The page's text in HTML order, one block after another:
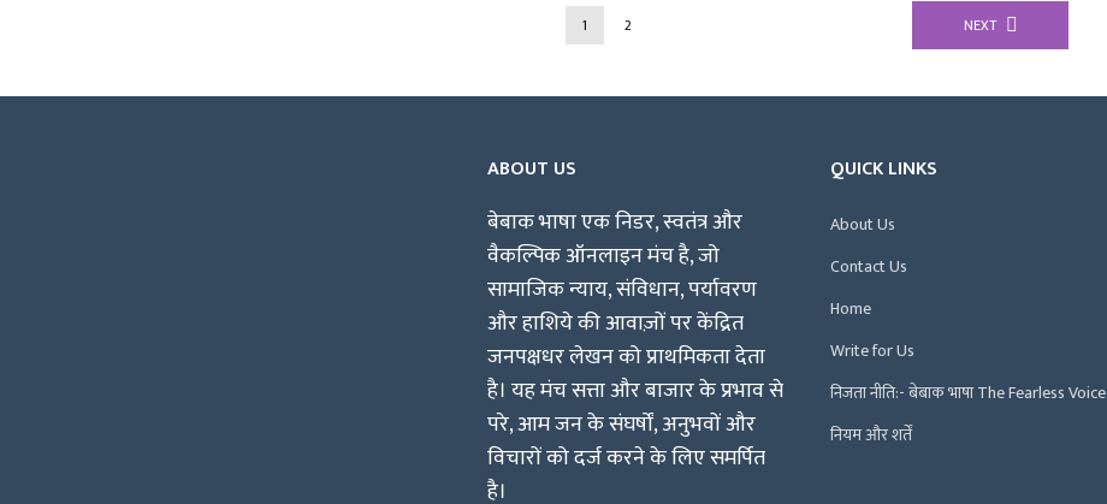
1 2 NEXT
ABOUT US
बेबाक भाषा एक निडर, स्वतंत्र और
वैकल्पिक ऑनलाइन मंच है, जो
सामाजिक न्याय, संविधान, पर्यावरण
और हाशिये की आवाज़ों पर केंद्रित
जनपक्षधर लेखन को प्राथमिकता देता
है। यह मंच सत्ता और बाजार के प्रभाव से
परे, आम जन के संघर्षों, अनुभवों और
विचारों को दर्ज करने के लिए समर्पित
है।
QUICK LINKS
About Us
Contact Us
Home
Write for Us
निजता नीति:- बेबाक भाषा The Fearless Voice
नियम और शर्तें